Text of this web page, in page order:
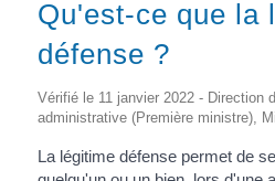
Qu'est-ce que la
défense ?
Vérifié le 11 janvier 2022 - Direction
administrative (Première ministre),
La légitime défense permet de